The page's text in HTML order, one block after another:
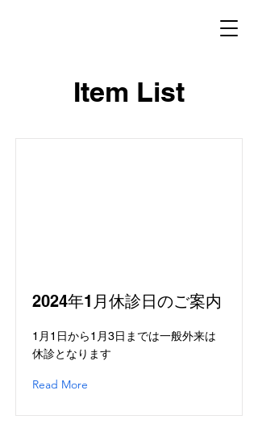
Item List
2024年1月休診日のご案内
1月1日から1月3日までは一般外来は
休診となります
Read More